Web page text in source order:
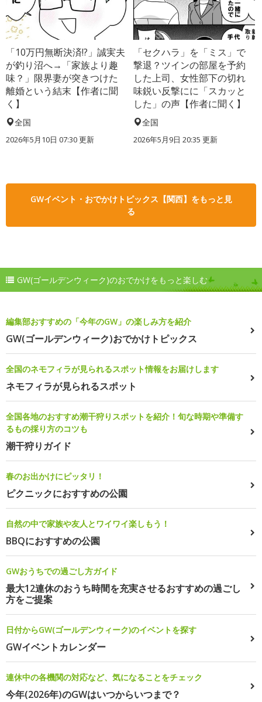
「10万円無断決済!?」誠実夫
が釣り沼へ→「家族より趣
味？」限界妻が突きつけた
離婚という結末【作者に聞
く】
全国
2026年5月10日 07:30 更新
「セクハラ」を「ミス」で
撃退？ツインの部屋を予約
した上司、女性部下の切れ
味鋭い反撃にに「スカッと
した」の声【作者に聞く】
全国
2026年5月9日 20:35 更新
GWイベント・おでかけトピックス【関西】をもっと見
る
GW(ゴールデンウィーク)のおでかけをもっと楽しむ
編集部おすすめの「今年のGW」の楽しみ方を紹介
GW(ゴールデンウィーク)おでかけトピックス
全国のネモフィラが見られるスポット情報をお届けします
ネモフィラが見られるスポット
全国各地のおすすめ潮干狩りスポットを紹介！旬な時期や準備す
るもの採り方のコツも
潮干狩りガイド
春のお出かけにピッタリ！
ピクニックにおすすめの公園
自然の中で家族や友人とワイワイ楽しもう！
BBQにおすすめの公園
GWおうちでの過ごし方ガイド
最大12連休のおうち時間を充実させるおすすめの過ごし
方をご提案
日付からGW(ゴールデンウィーク)のイベントを探す
GWイベントカレンダー
連休中の各機関の対応など、気になることをチェック
今年(2026年)のGWはいつからいつまで？